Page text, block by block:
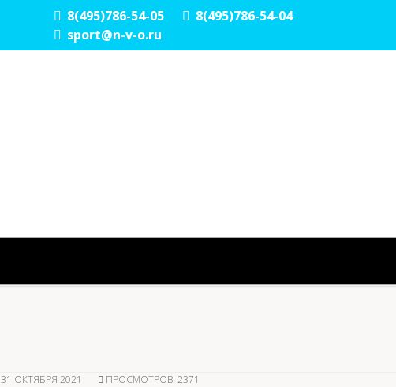
8(495)786-54-05
8(495)786-54-04
sport@n-v-o.ru
31 ОКТЯБРЯ 2021 ПРОСМОТРОВ: 2371